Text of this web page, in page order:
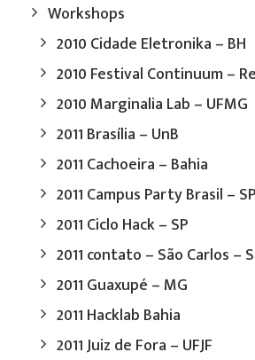
Workshops
2010 Cidade Eletronika – BH
2010 Festival Continuum –
2010 Marginalia Lab – UFMG
2011 Brasília – UnB
2011 Cachoeira – Bahia
2011 Campus Party Brasil – SP
2011 Ciclo Hack – SP
2011 contato – São Carlos –
2011 Guaxupé – MG
2011 Hacklab Bahia
2011 Juiz de Fora – UFJF